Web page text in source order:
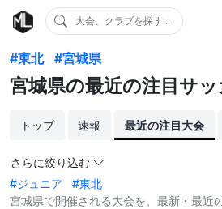
大会、クラブを探す...
#東北 #宮城県
宮城県の最近の注目サ
トップ 速報 最近の注目大会
さらに絞り込む
#ジュニア
#東北
宮城県で開催される大会を、最新・最近